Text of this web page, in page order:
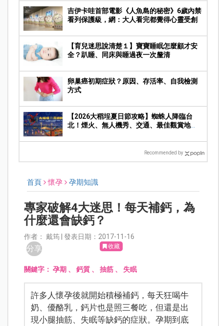
吉伊卡哇首部電影《人魚島的秘密》6歲內禁
看列保護級，網：大人看完都覺得心靈受創
【育兒迷思說清楚１】寶寶睡眠怎麼顧才安
全？趴睡、同床與睡過夜一次釐清
卵巢癌初期症狀？原因、存活率、自我檢測
方式
【2026大稻埕夏日節攻略】蜘蛛人降臨台
北！煙火、無人機秀、交通、最佳觀賞地
Recommended by
首頁 懷孕 孕期知識
專家破解4大迷思！每天補鈣，為
什麼還會缺鈣？
作者： 戴筠 | 發表日期：2017-11-16
分享 收藏
關鍵字：孕期 、鈣質 、抽筋 、 失眠
許多人懷孕後就開始積極補鈣，每天狂喝牛
奶、優酪乳，鈣片也是照三餐吃，但還是出
現小腿抽筋、失眠等缺鈣的症狀。孕期到底